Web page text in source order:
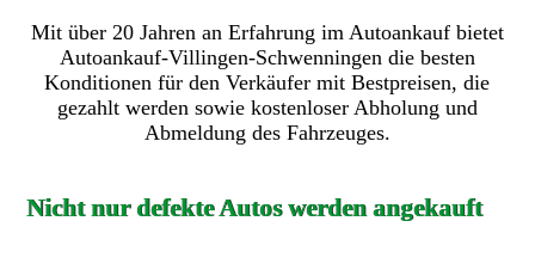
Mit über 20 Jahren an Erfahrung im Autoankauf bietet
Autoankauf-Villingen-Schwenningen die besten
Konditionen für den Verkäufer mit Bestpreisen, die
gezahlt werden sowie kostenloser Abholung und
Abmeldung des Fahrzeuges.
Nicht nur defekte Autos werden angekauft